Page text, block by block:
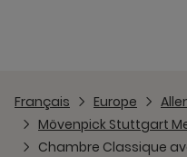
Français Europe
Mövenpick Stuttgart
Chambre Classique